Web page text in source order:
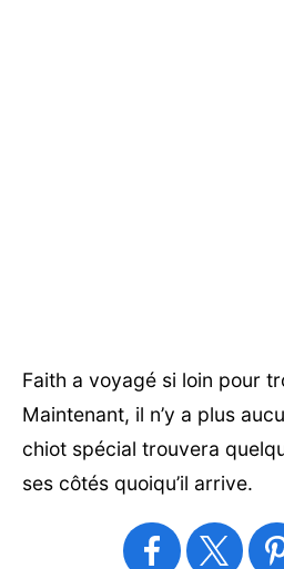
Faith a voyagé si loin pour
Maintenant, il n’y a plus
chiot spécial trouvera
ses côtés quoiqu’il arrive.